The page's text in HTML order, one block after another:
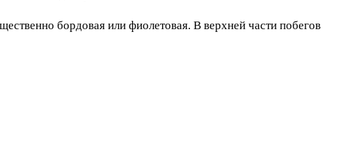
бордовая или фиолетовая. В верхней части побегов